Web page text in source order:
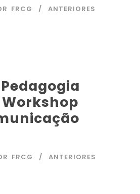
FRCG ANTERIORES
FRCG ANTERIORES